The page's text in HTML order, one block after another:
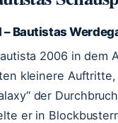
– Bautistas
2006 in dem
kleinere
der
er in